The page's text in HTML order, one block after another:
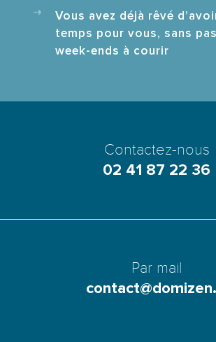
Vous avez déjà rêvé
temps pour vous, sans
week-ends à courir
Contactez-nous
02 41 87 22 36
Par mail